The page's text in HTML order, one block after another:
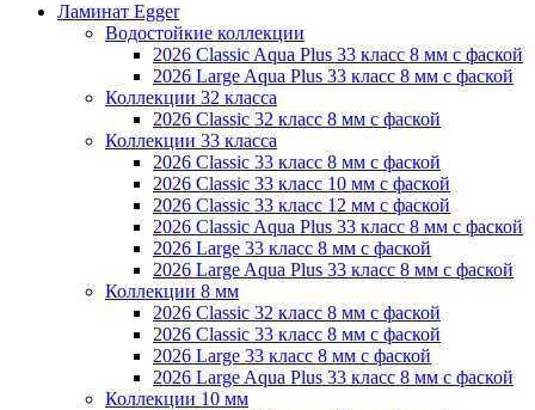
Ламинат Egger
Водостойкие коллекции
2026 Classic Aqua Plus 33 класс 8 мм с фаской
2026 Large Aqua Plus 33 класс 8 мм с фаской
Коллекции 32 класса
2026 Classic 32 класс 8 мм с фаской
Коллекции 33 класса
2026 Classic 33 класс 8 мм с фаской
2026 Classic 33 класс 10 мм с фаской
2026 Classic 33 класс 12 мм с фаской
2026 Classic Aqua Plus 33 класс 8 мм с фаской
2026 Large 33 класс 8 мм с фаской
2026 Large Aqua Plus 33 класс 8 мм с фаской
Коллекции 8 мм
2026 Classic 32 класс 8 мм с фаской
2026 Classic 33 класс 8 мм с фаской
2026 Large 33 класс 8 мм с фаской
2026 Large Aqua Plus 33 класс 8 мм с фаской
Коллекции 10 мм